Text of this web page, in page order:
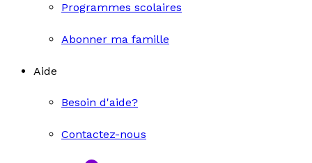
Programmes scolaires
Abonner ma famille
Aide
Besoin d'aide?
Contactez-nous